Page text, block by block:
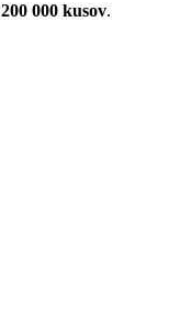
200 000 kusov.